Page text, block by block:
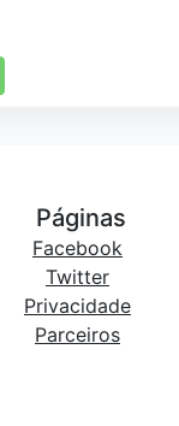
Páginas
Facebook
Twitter
Privacidade
Parceiros